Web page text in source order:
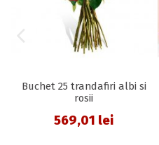
Buchet 25 trandafiri albi si
rosii
569,01 lei